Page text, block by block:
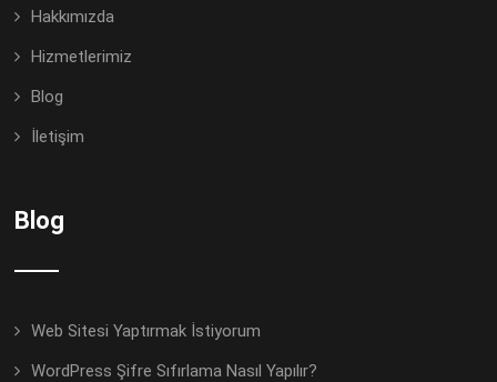
Hakkımızda
Hizmetlerimiz
Blog
İletişim
Blog
Web Sitesi Yaptırmak İstiyorum
WordPress Şifre Sıfırlama Nasıl Yapılır?